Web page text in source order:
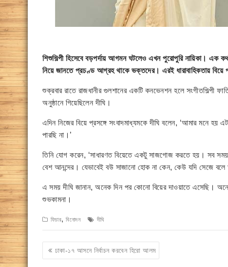
শিশুশিল্পী হিসেবে বড়পর্দায় আগমন ঘটলেও এখন পুরোপুরি নায়িকা। এক
নিয়ে জানতে প্রচণ্ড আগ্রহ থাকে ভক্তদের। এরই ধারাবাহিকতায় বিয়ে
শুক্রবার রাতে রাজধানীর গুলশানের একটি কনভেনশন হলে সংগীতশিল্পী
অনুষ্ঠানে গিয়েছিলেন দীঘি।
এদিন নিজের বিয়ে প্রসঙ্গে সংবাদমাধ্যমকে দীঘি বলেন, ‘আমার মনে
পারছি না।’
তিনি যোগ করেন, ‘সাধারণত বিয়েতে একটু সাজগোজ করতে হয়। সব
বেশ আনন্দের। যেভাবেই বউ সাজানো হোক না কেন, কেউ যদি সেজে
এ সময় দীঘি জানান, অনেক দিন পর কোনো বিয়ের দাওয়াতে এসেছি।
শুভকামনা।
ফিচার, বিনোদন দীঘি
Post
navigation
ঢাকা-১৭ আসনে নির্বাচন করবেন হিরো আলম